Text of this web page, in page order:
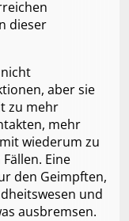
dieser
aber sie
zu mehr
mehr
wiederum zu
Eine
den Geimpften,
und
ausbremsen.